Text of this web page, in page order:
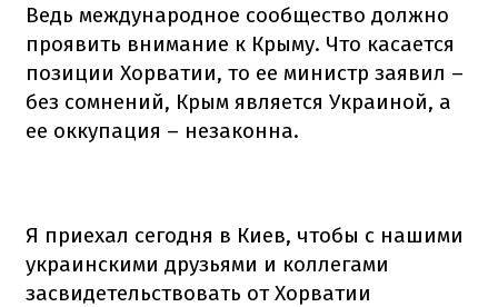
Ведь международное сообщество должно
проявить внимание к Крыму. Что касается
позиции Хорватии, то ее министр заявил –
без сомнений, Крым является Украиной, а
ее оккупация – незаконна.
Я приехал сегодня в Киев, чтобы с нашими
украинскими друзьями и коллегами
засвидетельствовать от Хорватии